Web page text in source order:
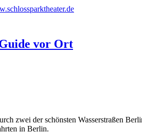
vor Ort
zwei der schönsten Wasserstraßen
in Berlin.